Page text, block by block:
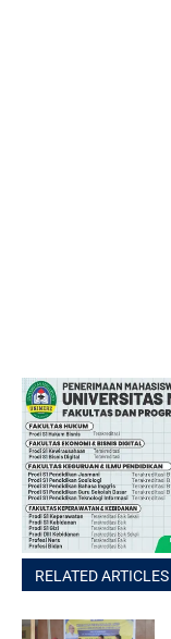
RELATED ARTICLES